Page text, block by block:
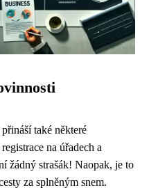
také některé
na úřadech a
žádný strašák! Naopak, je to
za splněným snem.